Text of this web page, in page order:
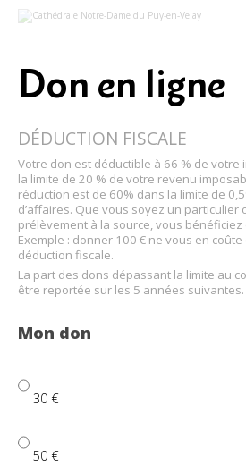
personnels
Don en ligne
DÉDUCTION FISCALE
Votre don est déductible à 66 % de votre
la limite de 20 % de votre revenu
réduction est de 60% dans la limite de
d’affaires. Que vous soyez un particulier
prélèvement à la source, vous
Exemple : donner 100 € ne vous en
déduction fiscale.
La part des dons dépassant la limite au
être reportée sur les 5 années suivantes.
Mon don
30 €
50 €